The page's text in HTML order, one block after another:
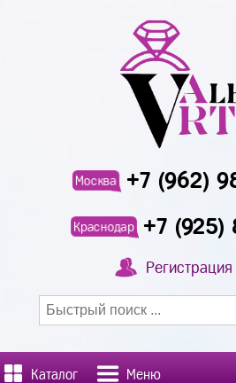
Москва +7 (962)
Краснодар +7 (925)
Каталог Меню